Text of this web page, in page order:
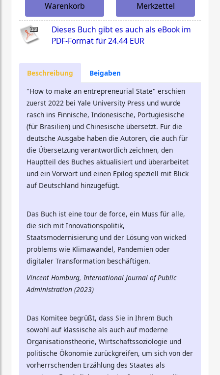
Warenkorb
Merkzettel
Dieses Buch gibt es auch als eBook im
PDF-Format für24.44 EUR
Beschreibung
Beigaben
"How to make an entrepreneurial State" erschien
zuerst 2022 bei Yale University Press und wurde
rasch ins Finnische, Indonesische, Portugiesische
(für Brasilien) und Chinesische übersetzt. Für die
deutsche Ausgabe haben die Autoren, die auch für
die Übersetzung verantwortlich zeichnen, den
Hauptteil des Buches aktualisiert und überarbeitet
und ein Vorwort und einen Epilog speziell mit Blick
auf Deutschland hinzugefügt.
Das Buch ist eine tour de force, ein Muss für alle,
die sich mit Innovationspolitik,
Staatsmodernisierung und der Lösung von wicked
problems wie Klimawandel, Pandemien oder
digitaler Transformation beschäftigen.
Vincent Homburg, International Journal of Public
Administration (2023)
Das Komitee begrüßt, dass Sie in Ihrem Buch
sowohl auf klassische als auch auf moderne
Organisationstheorie, Wirtschaftssoziologie und
politische Ökonomie zurückgreifen, um sich von der
vorherrschenden Erzählung des Staates als